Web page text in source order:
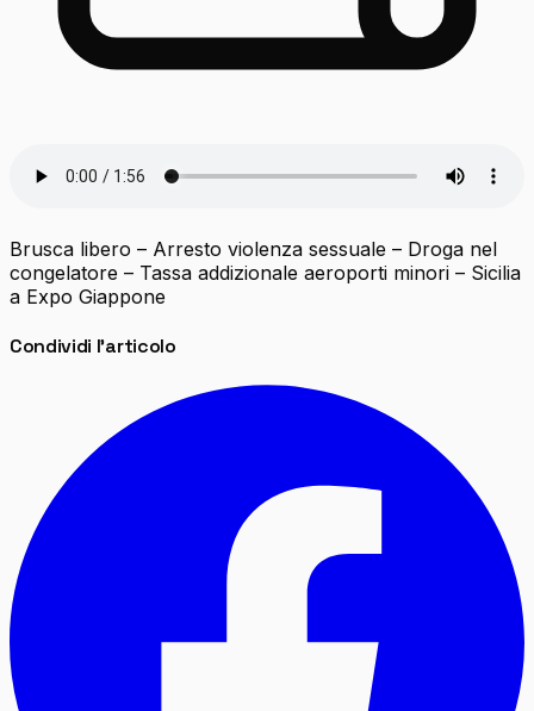
Brusca libero – Arresto violenza sessuale – Droga nel
congelatore – Tassa addizionale aeroporti minori – Sicilia
a Expo Giappone
Condividi l'articolo